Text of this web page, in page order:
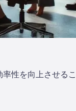
性を向上させる